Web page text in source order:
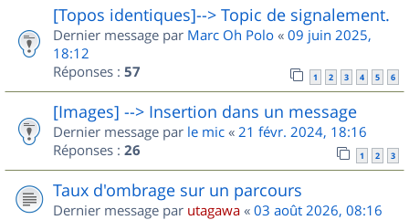
[Topos identiques]--> Topic de signalement.
Dernier message par Marc Oh Polo « 09 juin 2025,
18:12
Réponses : 57 1 2 3 4 5 6
[Images] --> Insertion dans un message
Dernier message par le mic « 21 févr. 2024, 18:16
Réponses : 26 1 2 3
Taux d'ombrage sur un parcours
Dernier message par utagawa « 03 août 2026, 08:16